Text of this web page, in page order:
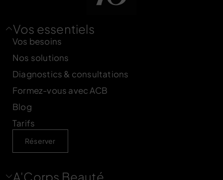
Vos essentiels
Vos besoins
Nos solutions
Diagnostics & consultations
Formez-vous avec ACB
Blog
Tarifs
Réserver
A'Corps Beauté